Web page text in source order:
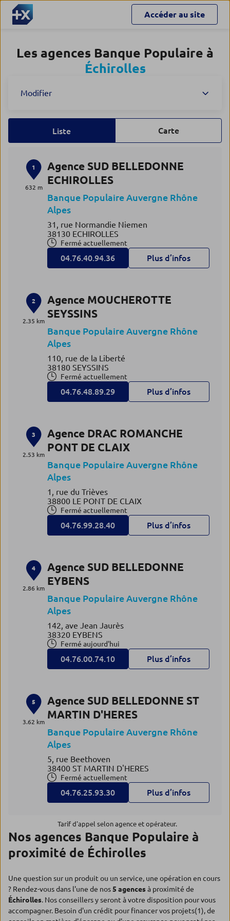
Accéder au site
Les agences Banque Populaire à
Échirolles
Modifier
Liste Carte
1
632 m
Agence SUD BELLEDONNE
ECHIROLLES
Banque Populaire Auvergne Rhône
Alpes
31, rue Normandie Niemen
38130 ECHIROLLES
Fermé actuellement
04.76.40.94.36 Plus d’infos
2
2.35 km
Agence MOUCHEROTTE
SEYSSINS
Banque Populaire Auvergne Rhône
Alpes
110, rue de la Liberté
38180 SEYSSINS
Fermé actuellement
04.76.48.89.29 Plus d’infos
3
2.53 km
Agence DRAC ROMANCHE
PONT DE CLAIX
Banque Populaire Auvergne Rhône
Alpes
1, rue du Trièves
38800 LE PONT DE CLAIX
Fermé actuellement
04.76.99.28.40 Plus d’infos
4
2.86 km
Agence SUD BELLEDONNE
EYBENS
Banque Populaire Auvergne Rhône
Alpes
142, ave Jean Jaurès
38320 EYBENS
Fermé aujourd'hui
04.76.00.74.10 Plus d’infos
5
3.62 km
Agence SUD BELLEDONNE ST
MARTIN D'HERES
Banque Populaire Auvergne Rhône
Alpes
5, rue Beethoven
38400 ST MARTIN D'HERES
Fermé actuellement
04.76.25.93.30 Plus d’infos
Tarif d'appel selon agence et opérateur.
Nos agences Banque Populaire à
proximité de Échirolles
Une question sur un produit ou un service, une opération en cours
? Rendez-vous dans l'une de nos5 agencesà proximité de
Échirolles. Nos conseillers y seront à votre disposition pour vous
accompagner. Besoin d'un crédit pour financer vos projets(1), de